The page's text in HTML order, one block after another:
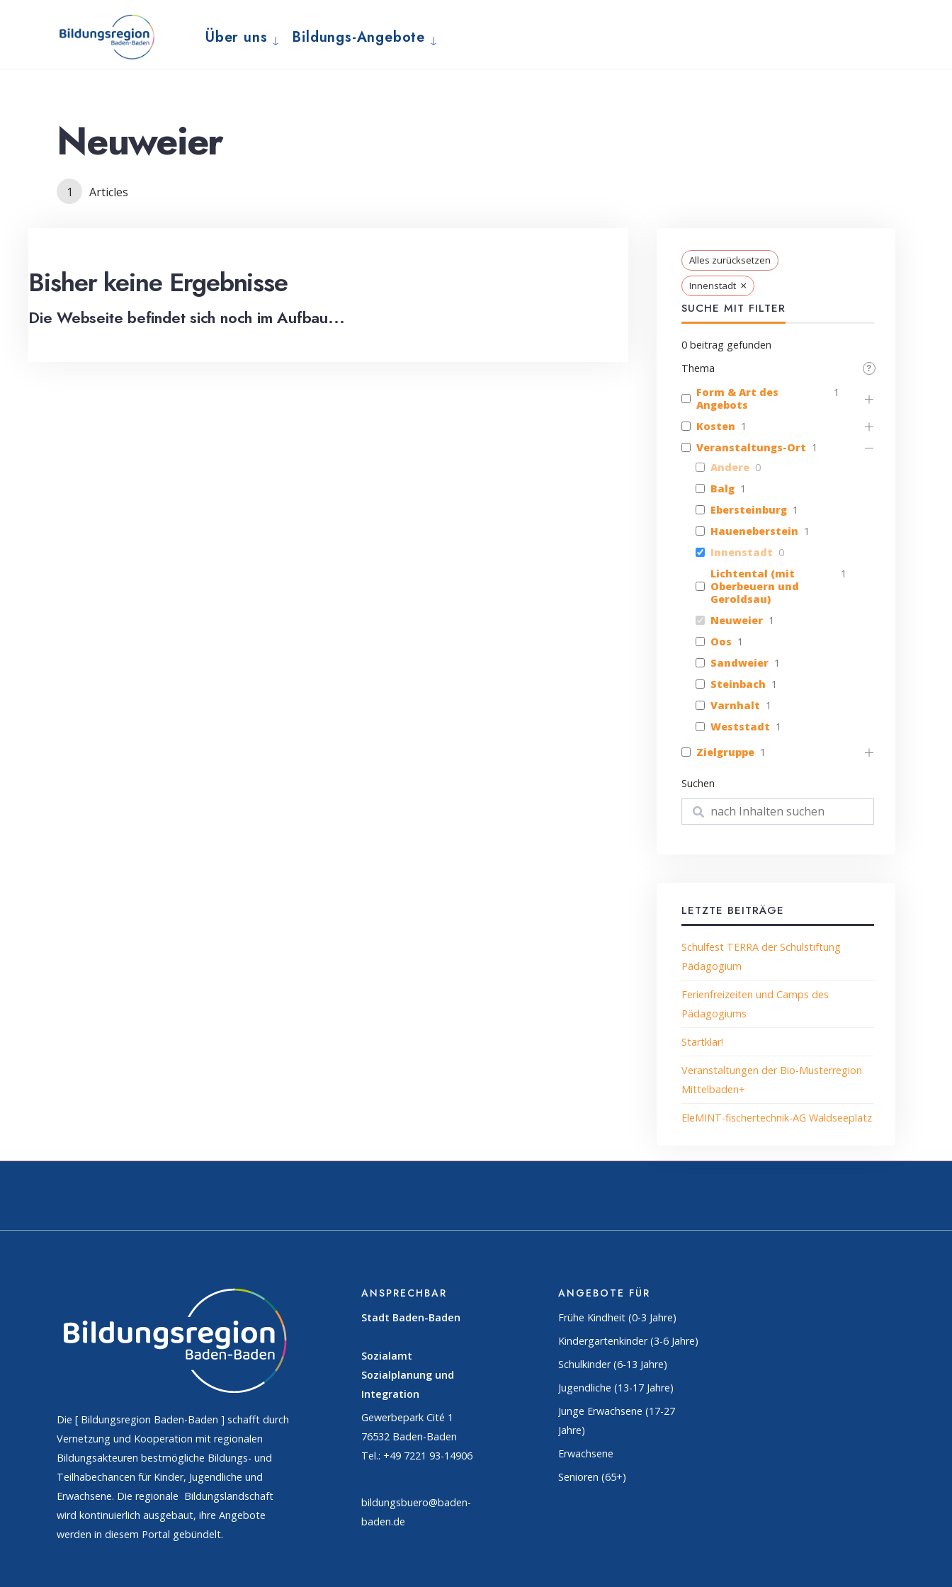
Über uns Bildungs-Angebote
Neuweier
1 Articles
Bisher keine Ergebnisse
Die Webseite befindet sich noch im Aufbau...
Alles zurücksetzen
Innenstadt ×
SUCHE MIT FILTER
0beitrag gefunden
Thema
Form & Art des
Angebots
1
Kosten 1
Veranstaltungs-Ort 1
Andere 0
Balg 1
Ebersteinburg 1
Haueneberstein 1
Innenstadt 0
Lichtental (mit
Oberbeuern und
Geroldsau)
1
Neuweier 1
Oos 1
Sandweier 1
Steinbach 1
Varnhalt 1
Weststadt 1
Zielgruppe 1
Suchen
Suchen
LETZTE BEITRÄGE
Schulfest TERRA der Schulstiftung
Pädagogium
Ferienfreizeiten und Camps des
Pädagogiums
Startklar!
Veranstaltungen der Bio-Musterregion
Mittelbaden+
EleMINT-fischertechnik-AG Waldseeplatz
Die [ Bildungsregion Baden-Baden ] schafft durch
Vernetzung und Kooperation mit regionalen
Bildungsakteuren bestmögliche Bildungs- und
Teilhabechancen für Kinder, Jugendliche und
Erwachsene. Die regionale Bildungslandschaft
wird kontinuierlich ausgebaut, ihre Angebote
werden in diesem Portal gebündelt.
ANSPRECHBAR
Stadt Baden-Baden
Sozialamt
Sozialplanung und
Integration
Gewerbepark Cité 1
76532 Baden-Baden
Tel.: +49 7221 93-14906
bildungsbuero@baden-
baden.de
ANGEBOTE FÜR
Frühe Kindheit (0-3 Jahre)
Kindergartenkinder (3-6 Jahre)
Schulkinder (6-13 Jahre)
Jugendliche (13-17 Jahre)
Junge Erwachsene (17-27
Jahre)
Erwachsene
Senioren (65+)